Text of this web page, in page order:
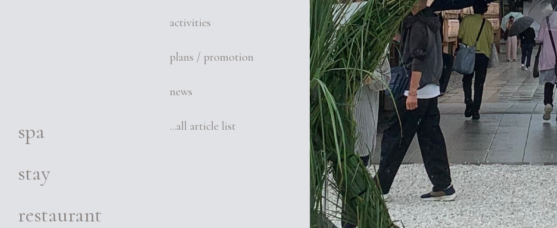
spa
stay
restaurant
activities
plans / promotion
news
...all article list